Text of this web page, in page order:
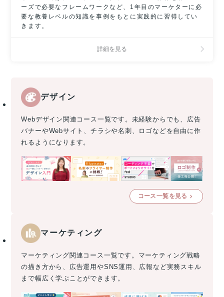
ーズで必要なフレームワークなど、1年目のマーケターに必
要な教養レベルの知識を事例をもとに実践的に習得してい
きます。
詳細を見る
デザイン
Webデザイン関連コース一覧です。未経験からでも、広告
バナーやWebサイト、チラシや名刺、ロゴなどを自由に作
れるようになります。
コース一覧を見る
マーケティング
マーケティング関連コース一覧です。マーケティング戦略
の描き方から、広告運用やSNS運用、広報など実務スキル
まで幅広く学ぶことができます。